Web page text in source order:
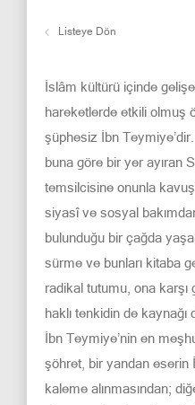
Listeye Dön
İslâm kültürü içinde
hareketlerde etkili olmuş
şüphesiz İbn
buna göre bir yer ayıran
temsilcisine onunla
siyasî ve sosyal
bulunduğu bir çağda
sürme ve bunları kitaba
radikal tutumu, ona karşı
haklı tenkidin de
İbn Teymiye’nin en
şöhret, bir yandan eserin
kaleme alınmasından;